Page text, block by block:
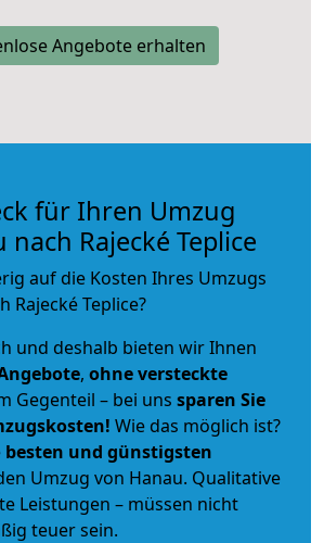
Angebote erhalten
für Ihren Umzug
nach Rajecké Teplice
auf die Kosten Ihres Umzugs
Rajecké Teplice?
und deshalb bieten wir Ihnen
, ohne versteckte
Gegenteil – bei uns sparen Sie
Wie das möglich ist?
besten und günstigsten
Umzug von Hanau. Qualitative
Leistungen – müssen nicht
teuer sein.